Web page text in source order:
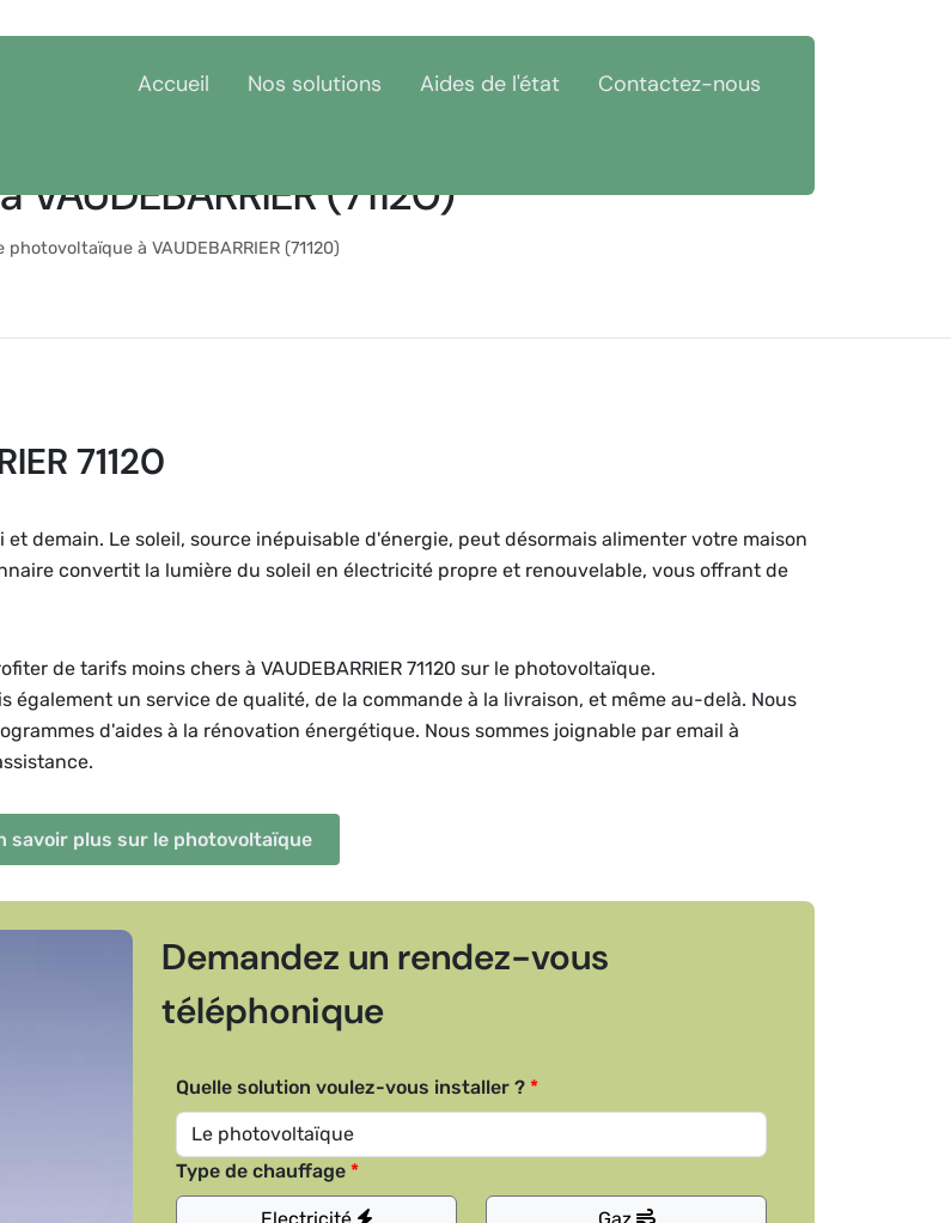
Accueil Nos solutions Aides de l'état Contactez-nous
(71120)
à VAUDEBARRIER (71120)
71120
demain. Le soleil, source inépuisable d'énergie, peut désormais alimenter votre maison
convertit la lumière du soleil en électricité propre et renouvelable, vous offrant de
de tarifs moins chers à VAUDEBARRIER 71120 sur le photovoltaïque.
un service de qualité, de la commande à la livraison, et même au-delà. Nous
d'aides à la rénovation énergétique. Nous sommes joignable par email à
savoir plus sur le photovoltaïque
Demandez un rendez-vous
téléphonique
Quelle solution voulez-vous installer ?
Type de chauffage